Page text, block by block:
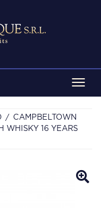
CAMPBELTOWN
WHISKY 16 YEARS